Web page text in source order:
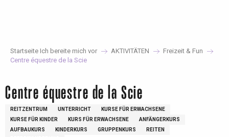
Startseite Ich bereite mich vor AKTIVITÄTEN
Freizeit & Fun
Centre équestre de la Scie
Centre équestre de la Scie
REITZENTRUM UNTERRICHT
KURSE FÜR ERWACHSENE
KURSE FÜR KINDER
KURS FÜR ERWACHSENE
ANFÄNGERKURS
AUFBAUKURS
KINDERKURS GRUPPENKURS
REITEN